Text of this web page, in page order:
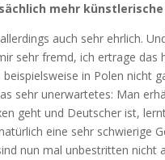
mehr künstlerische
auch sehr ehrlich.
sehr fremd, ich ertrage
in Polen nicht
sehr unerwartetes: Man
geht und Deutscher ist,
eine sehr schwierige
nun mal unbestritten